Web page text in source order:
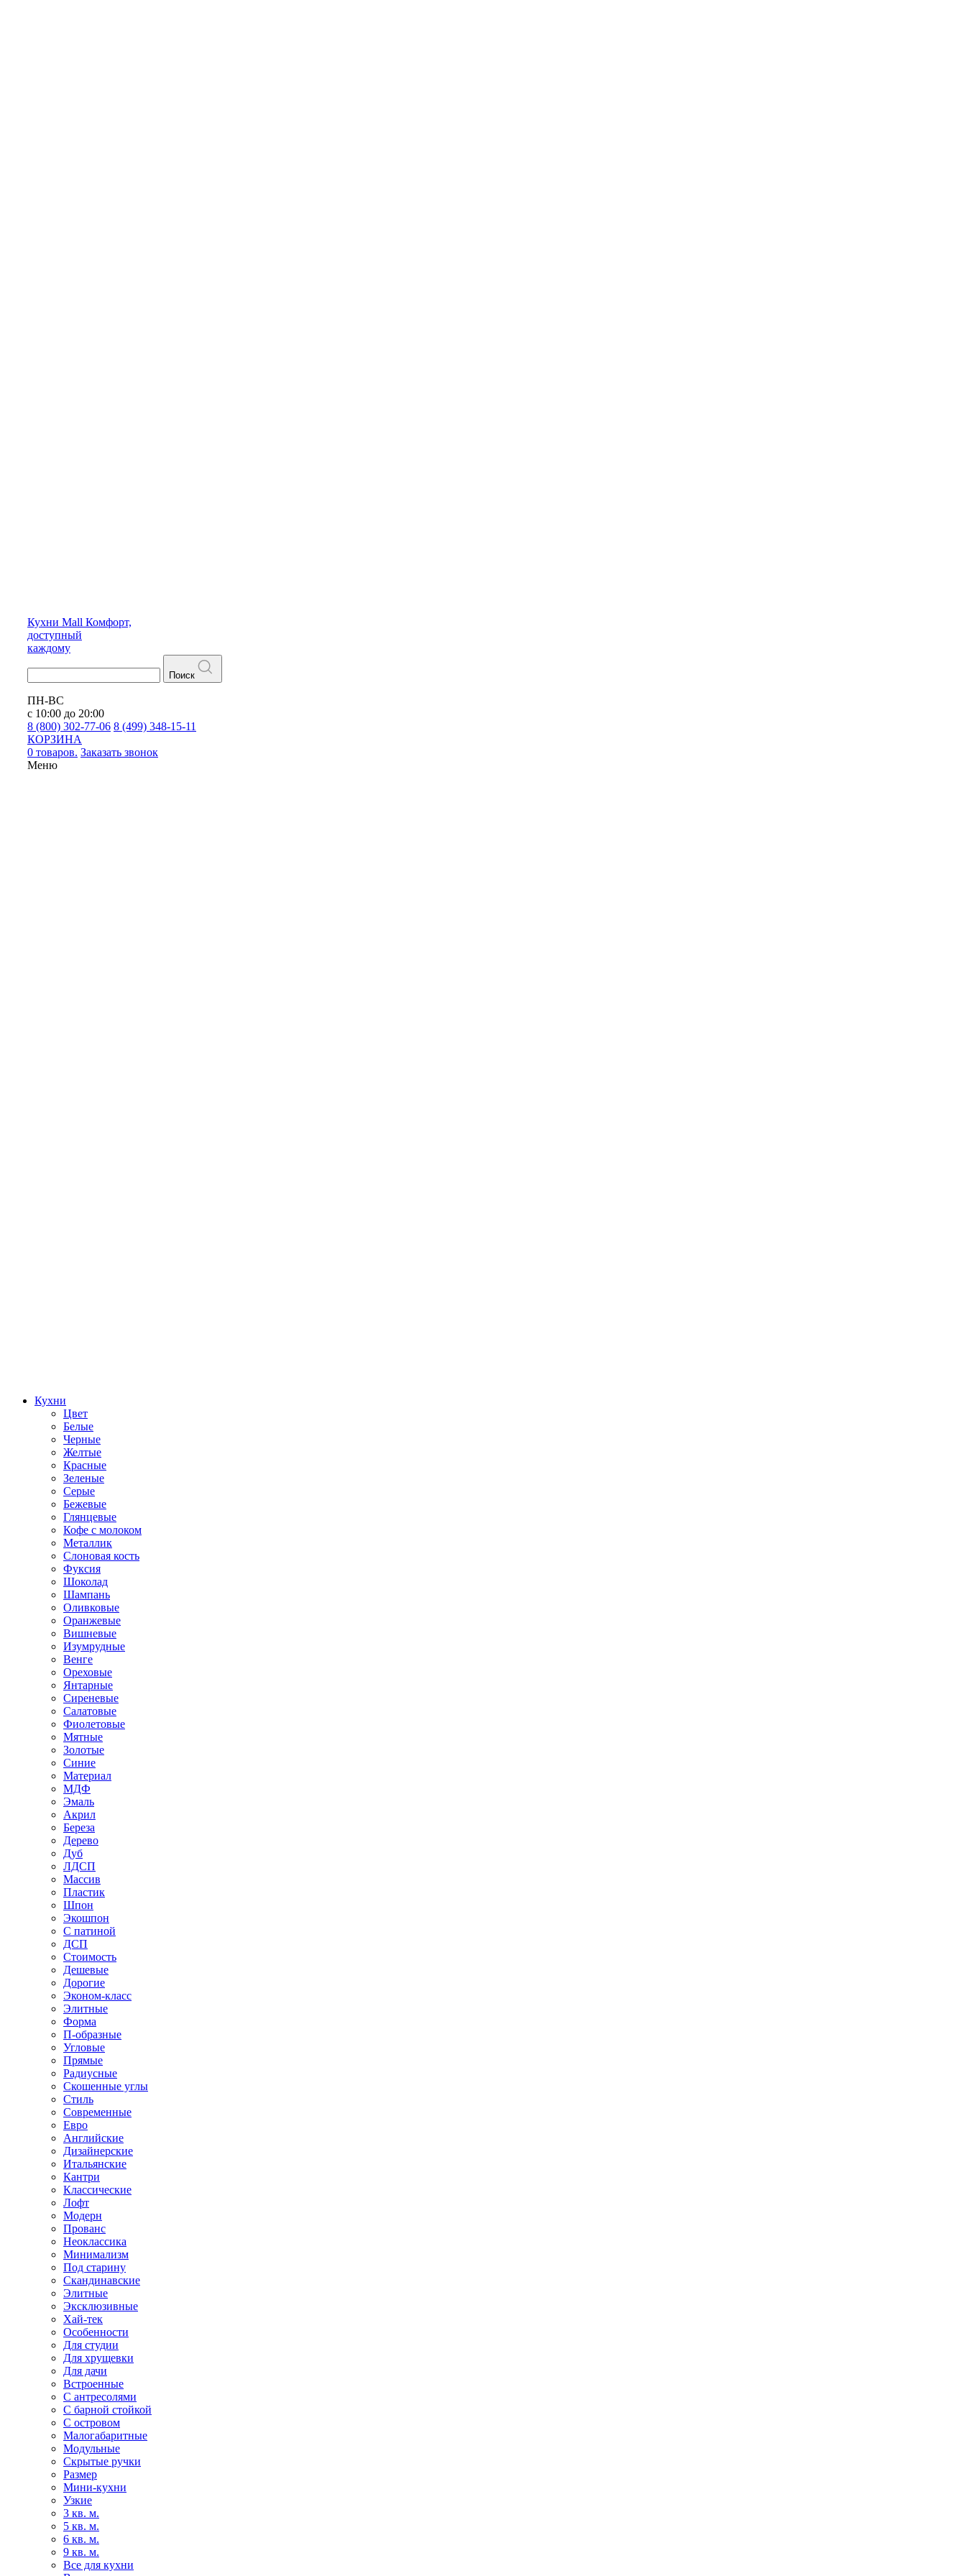
Кухни Mall Комфорт,
доступный
каждому
Поиск
ПН-ВС
с 10:00 до 20:00
8 (800) 302-77-06 8 (499) 348-15-11
КОРЗИНА
0 товаров. Заказать звонок
Меню
Кухни
Цвет
Белые
Черные
Желтые
Красные
Зеленые
Серые
Бежевые
Глянцевые
Кофе с молоком
Металлик
Слоновая кость
Фуксия
Шоколад
Шампань
Оливковые
Оранжевые
Вишневые
Изумрудные
Венге
Ореховые
Янтарные
Сиреневые
Салатовые
Фиолетовые
Мятные
Золотые
Синие
Материал
МДФ
Эмаль
Акрил
Береза
Дерево
Дуб
ЛДСП
Массив
Пластик
Шпон
Экошпон
С патиной
ДСП
Стоимость
Дешевые
Дорогие
Эконом-класс
Элитные
Форма
П-образные
Угловые
Прямые
Радиусные
Скошенные углы
Стиль
Современные
Евро
Английские
Дизайнерские
Итальянские
Кантри
Классические
Лофт
Модерн
Прованс
Неоклассика
Минимализм
Под старину
Скандинавские
Элитные
Эксклюзивные
Хай-тек
Особенности
Для студии
Для хрущевки
Для дачи
Встроенные
С антресолями
С барной стойкой
С островом
Малогабаритные
Модульные
Скрытые ручки
Размер
Мини-кухни
Узкие
3 кв. м.
5 кв. м.
6 кв. м.
9 кв. м.
Все для кухни